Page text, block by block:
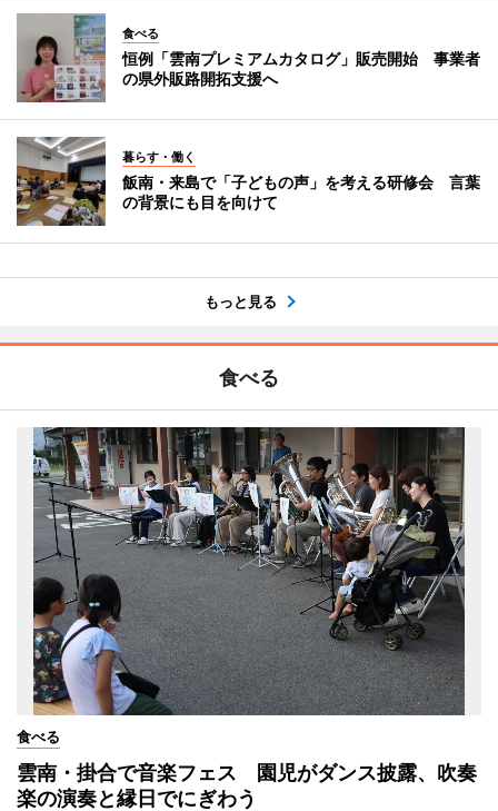
食べる
恒例「雲南プレミアムカタログ」販売開始 事業者
の県外販路開拓支援へ
暮らす・働く
飯南・来島で「子どもの声」を考える研修会 言葉
の背景にも目を向けて
もっと見る
食べる
食べる
雲南・掛合で音楽フェス 園児がダンス披露、吹奏
楽の演奏と縁日でにぎわう